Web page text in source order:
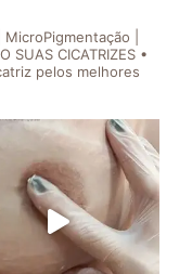
|
SUAS CICATRIZES •
pelos melhores